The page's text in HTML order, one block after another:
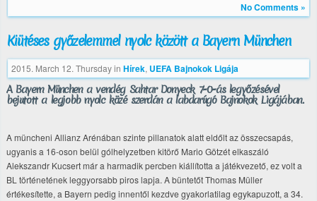
No Comments »
Kiütéses győzelemmel nyolc között a Bayern München
2015. March 12. Thursdayin Hírek, UEFA Bajnokok Ligája
A Bayern München a vendég Sahtar Donyeck 7-0-ás legyőzésével
bejutott a legjobb nyolc közé szerdán a labdarúgó Bajnokok Ligájában.
A müncheni Allianz Arénában szinte pillanatok alatt eldőlt az összecsapás,
ugyanis a 16-oson belül gólhelyzetben kitörő Mario Götzét elkaszáló
Alekszandr Kucsert már a harmadik percben kiállította a játékvezető, ez volt a
BL történetének leggyorsabb piros lapja. A büntetőt Thomas Müller
értékesítette, a Bayern pedig innentől kezdve gyakorlatilag egykapuzott, a 34.